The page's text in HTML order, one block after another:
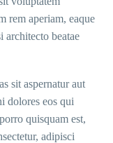
rem aperiam, eaque
architecto beatae
sit aspernatur aut
dolores eos qui
quisquam est,
adipisci